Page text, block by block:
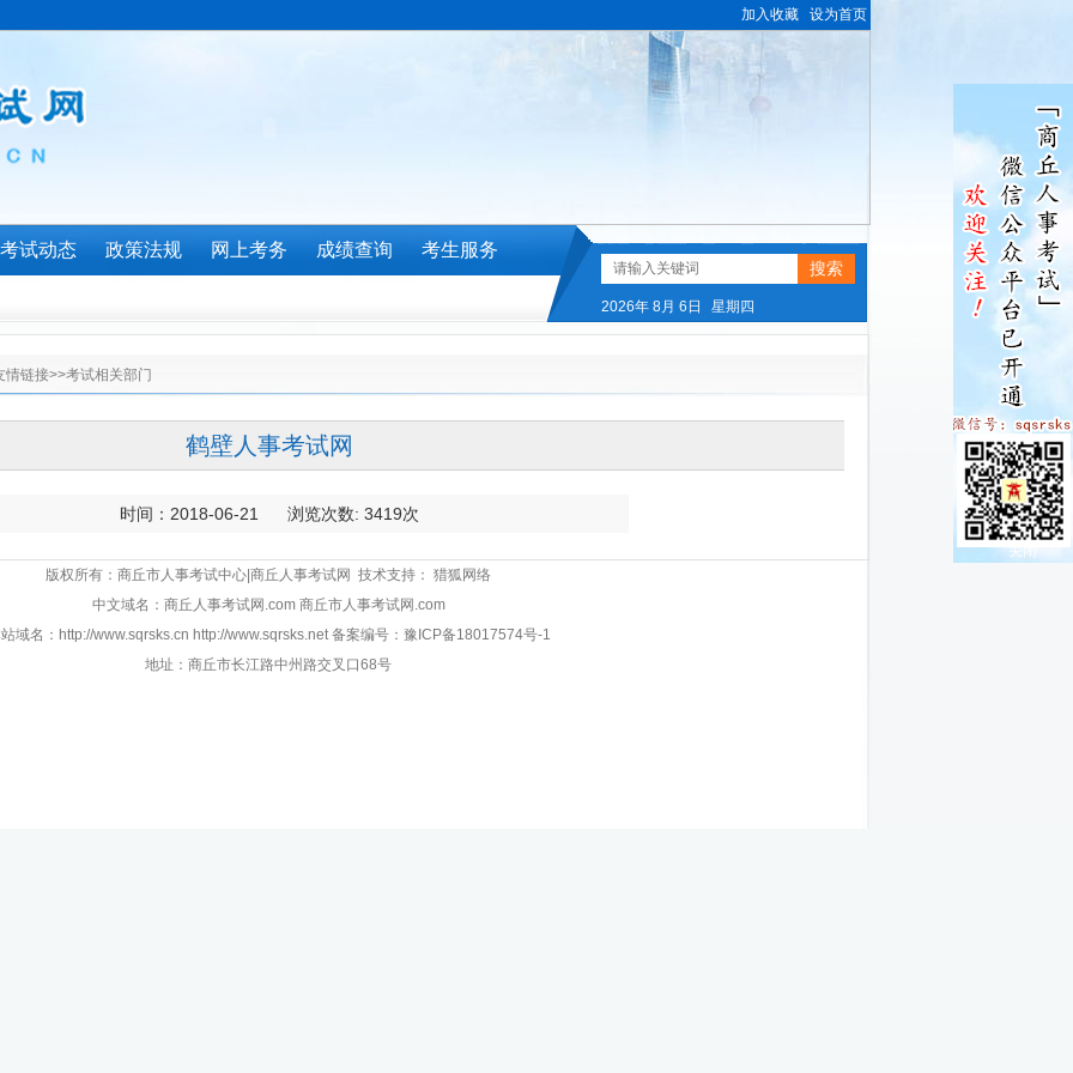
关闭
加入收藏 设为首页
考试动态 政策法规 网上考务 成绩查询 考生服务
2026年 8月 6日 星期四
情链接>>考试相关部门
鹤壁人事考试网
时间：2018-06-21 浏览次数: 3419次
版权所有：商丘市人事考试中心|商丘人事考试网 技术支持： 猎狐网络
中文域名：商丘人事考试网.com 商丘市人事考试网.com
域名：http://www.sqrsks.cn http://www.sqrsks.net 备案编号： 豫ICP备18017574号-1
地址：商丘市长江路中州路交叉口68号